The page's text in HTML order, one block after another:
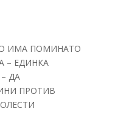
ИМА ПОМИНАТО
– ЕДИНКА
ДА
ПРОТИВ